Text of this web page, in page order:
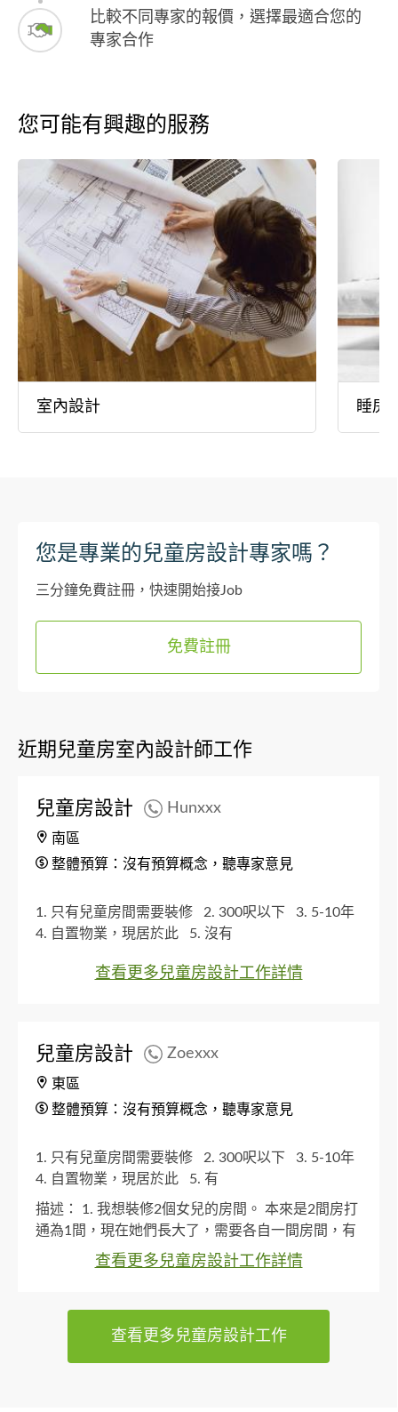
比較不同專家的報價，選擇最適合您的
專家合作
您可能有興趣的服務
室內設計 睡房
您是專業的兒童房設計專家嗎？
三分鐘免費註冊，快速開始接Job
免費註冊
近期兒童房室內設計師工作
兒童房設計 Hunxxx
南區
整體預算：沒有預算概念，聽專家意見
1. 只有兒童房間需要裝修 2. 300呎以下
3. 5-10年
4. 自置物業，現居於此
5. 沒有
查看更多兒童房設計工作詳情
兒童房設計 Zoexxx
東區
整體預算：沒有預算概念，聽專家意見
1. 只有兒童房間需要裝修 2. 300呎以下
3. 5-10年
4. 自置物業，現居於此
5. 有
描述： 1. 我想裝修2個女兒的房間。 本來是2間房打
通為1間，現在她們長大了，需要各自一間房間，有
書桌及衣櫃，大量儲物空間 2. 現時房間有2組大
查看更多兒童房設計工作詳情
查看更多兒童房設計工作